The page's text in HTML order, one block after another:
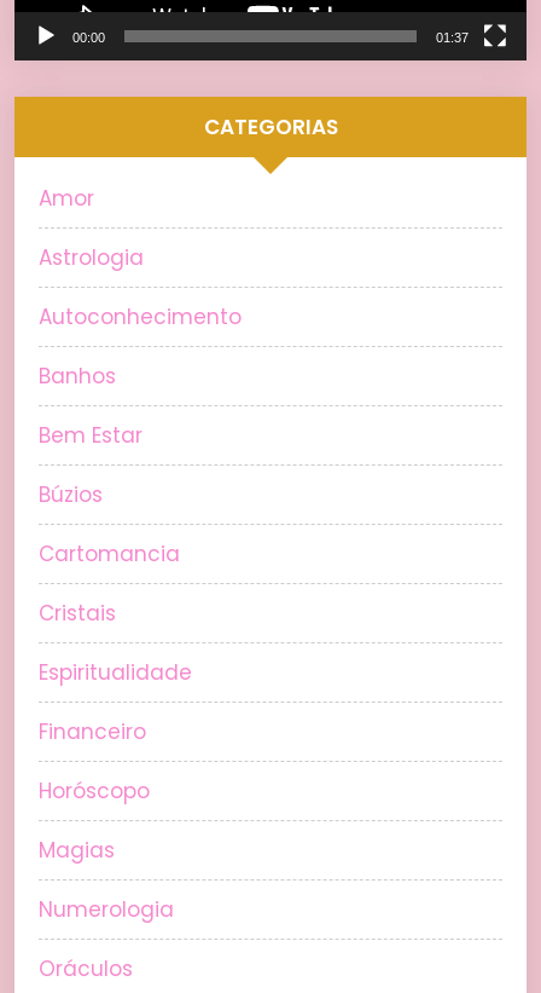
00:00 01:37
CATEGORIAS
Amor
Astrologia
Autoconhecimento
Banhos
Bem Estar
Búzios
Cartomancia
Cristais
Espiritualidade
Financeiro
Horóscopo
Magias
Numerologia
Oráculos